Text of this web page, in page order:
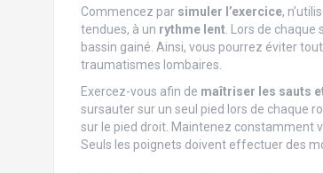
Commencez par simuler l’exercice,
tendues, à un rythme lent. Lors de
bassin gainé. Ainsi, vous pourrez éviter
traumatismes lombaires.
Exercez-vous afin de maîtriser les sauts
sursauter sur un seul pied lors de chaque
sur le pied droit. Maintenez constamment
Seuls les poignets doivent effectuer des